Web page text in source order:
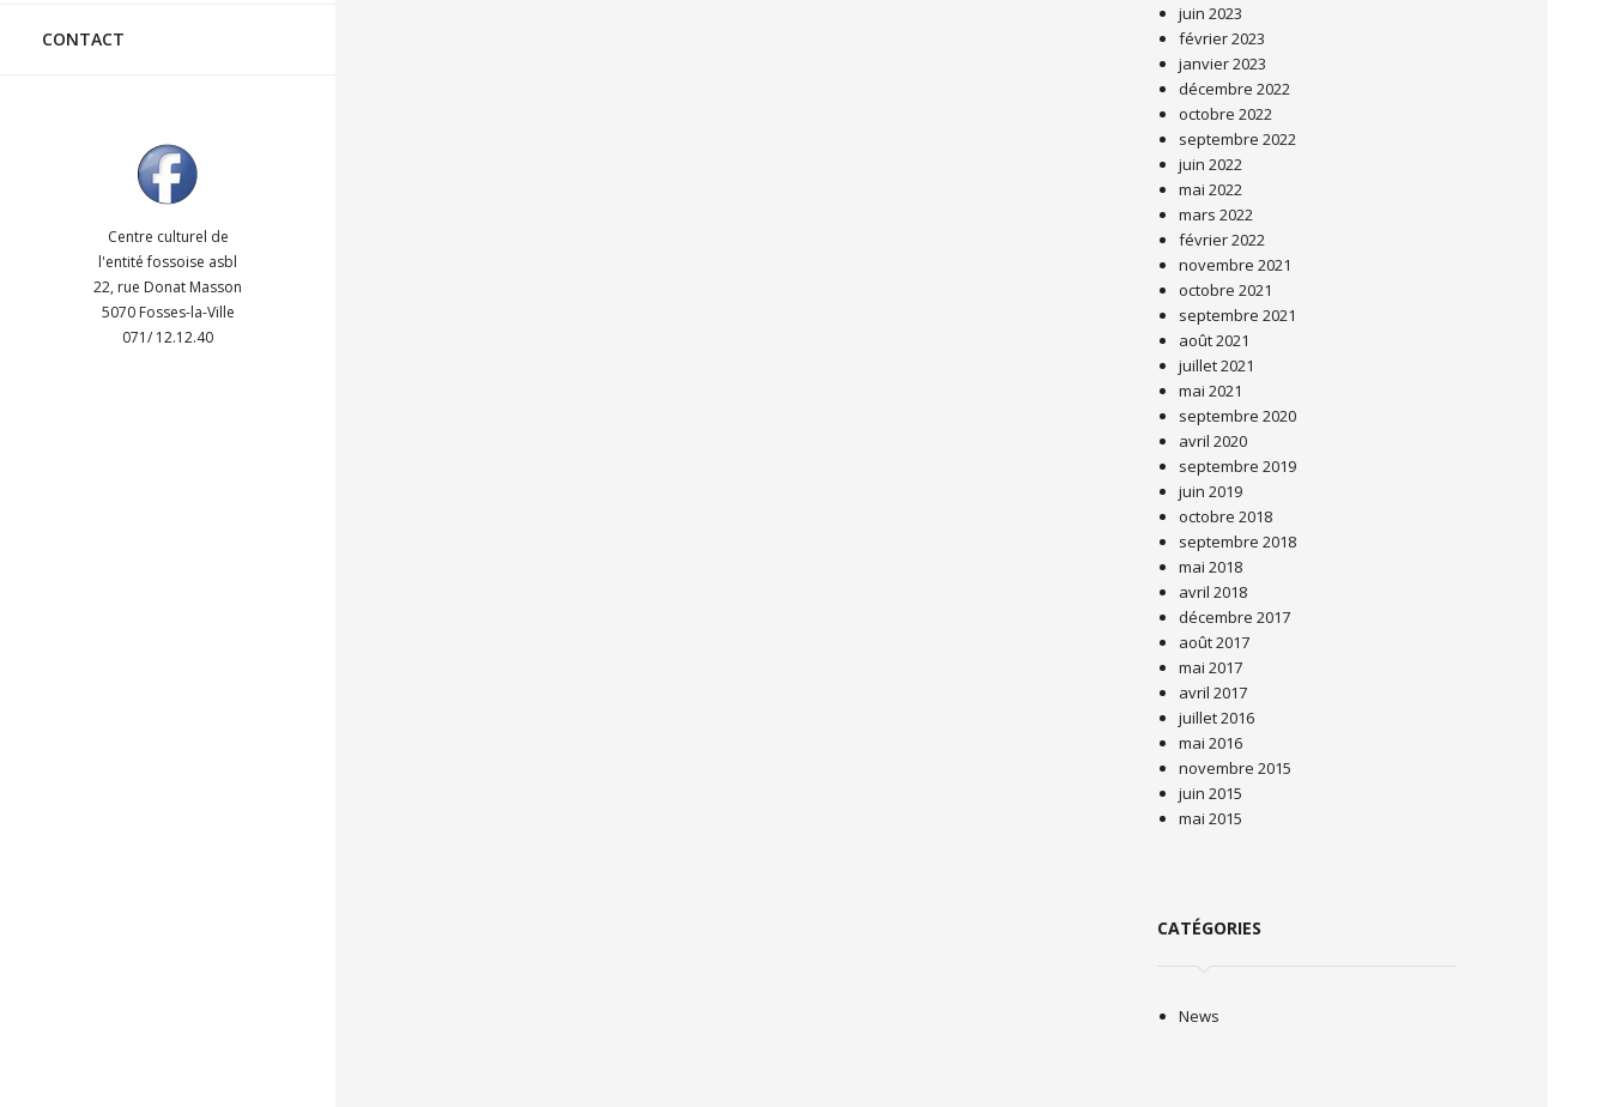
CONTACT
Centre culturel de
l'entité fossoise asbl
22, rue Donat Masson
5070 Fosses-la-Ville
071/ 12.12.40
juin 2023
février 2023
janvier 2023
décembre 2022
octobre 2022
septembre 2022
juin 2022
mai 2022
mars 2022
février 2022
novembre 2021
octobre 2021
septembre 2021
août 2021
juillet 2021
mai 2021
septembre 2020
avril 2020
septembre 2019
juin 2019
octobre 2018
septembre 2018
mai 2018
avril 2018
décembre 2017
août 2017
mai 2017
avril 2017
juillet 2016
mai 2016
novembre 2015
juin 2015
mai 2015
CATÉGORIES
News